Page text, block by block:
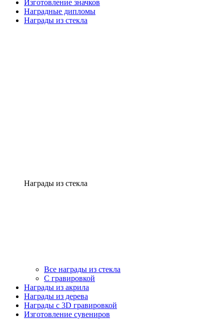
Изготовление значков
Наградные дипломы
Награды из стекла
Награды из стекла
Все награды из стекла
С гравировкой
Награды из акрила
Награды из дерева
Награды с 3D гравировкой
Изготовление сувениров